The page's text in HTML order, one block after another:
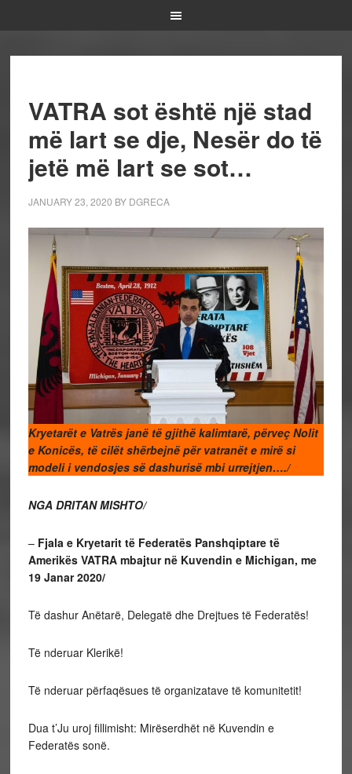
VATRA sot është një stad
më lart se dje, Nesër do të
jetë më lart se sot…
JANUARY 23, 2020 BY DGRECA
Kryetarët e Vatrës janë të gjithë kalimtarë, përveç Nolit
e Konicës, të cilët shërbejnë për vatranët e mirë si
modeli i vendosjes së dashurisë mbi urrejtjen…./
NGA DRITAN MISHTO/
– Fjala e Kryetarit të Federatës Panshqiptare të
Amerikës VATRA mbajtur në Kuvendin e Michigan, me
19 Janar 2020/
Të dashur Anëtarë, Delegatë dhe Drejtues të Federatës!
Të nderuar Klerikë!
Të nderuar përfaqësues të organizatave të komunitetit!
Dua t’Ju uroj fillimisht: Mirëserdhët në Kuvendin e
Federatës sonë.